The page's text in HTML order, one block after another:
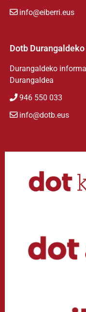
info@eiberri.eus
Dotb
Durangaldeko
Durangaldea
946 550 033
info@dotb.eus